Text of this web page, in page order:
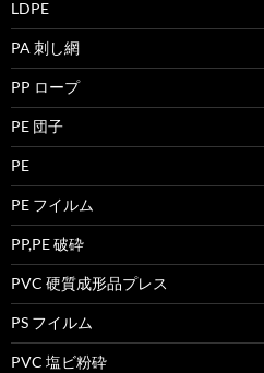
LDPE
PA 刺し網
PP ロープ
PE 団子
PE
PE フイルム
PP,PE 破砕
PVC 硬質成形品プレス
PS フイルム
PVC 塩ビ粉砕